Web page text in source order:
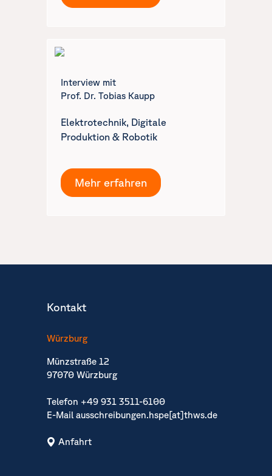
Interview mit
Prof. Dr. Tobias Kaupp
Elektrotechnik, Digitale
Produktion & Robotik
Mehr erfahren
Kontakt
Würzburg
Münzstraße 12
97070 Würzburg
Telefon +49 931 3511-6100
E-Mail ausschreibungen.hspe[at]thws.de
Anfahrt